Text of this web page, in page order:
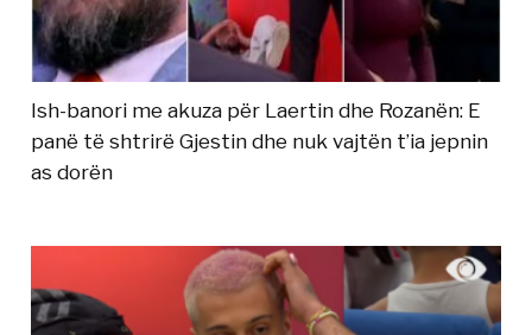
Ish-banori me akuza për Laertin dhe Rozanën: E
panë të shtrirë Gjestin dhe nuk vajtën t’ia jepnin
as dorën